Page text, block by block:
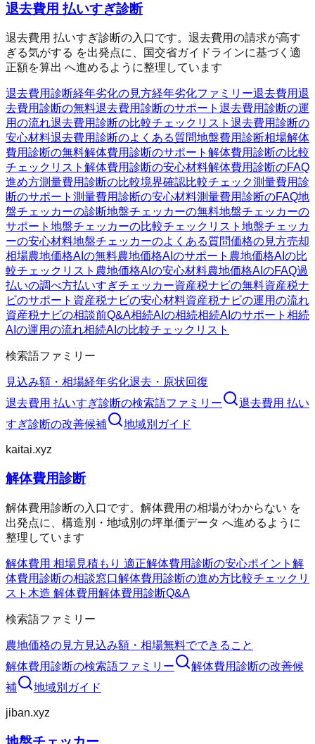
退去費用 払いすぎ診断
退去費用 払いすぎ診断の入口です。退去費用の請求が高す
ぎる気がする を出発点に、国交省ガイドラインに基づく適
正額を算出 へ進めるように整理しています
退去費用診断経年劣化の見方経年劣化ファミリー退去費用退
去費用診断の無料退去費用診断のサポート 退去費用診断の運
用の流れ退去費用診断の比較チェックリスト 退去費用診断の
安心材料退去費用診断のよくある質問地盤費用診断相場解体
費用診断の無料解体費用診断のサポート 解体費用診断の比較
チェックリスト 解体費用診断の安心材料解体費用診断のFAQ
進め方測量費用診断の比較境界確認比較チェック測量費用診
断のサポート 測量費用診断の安心材料測量費用診断のFAQ地
盤チェッカーの診断地盤チェッカーの無料地盤チェッカーの
サポート 地盤チェッカーの比較チェックリスト 地盤チェッカ
ーの安心材料地盤チェッカーのよくある質問価格の見方売却
相場農地価格AIの無料農地価格AIのサポート 農地価格AIの比
較チェックリスト 農地価格AIの安心材料農地価格AIのFAQ過
払いの調べ方払いすぎチェッカー資産税ナビの無料資産税ナ
ビのサポート 資産税ナビの安心材料資産税ナビの運用の流れ
資産税ナビの相談前Q&A相続AIの相続相続AIのサポート 相続
AIの運用の流れ相続AIの比較チェックリスト
検索語ファミリー
見込み額・相場経年劣化退去・原状回復
退去費用 払いすぎ診断の検索語ファミリー
退去費用 払い
すぎ診断の改善候補 地域別ガイド
kaitai.xyz
解体費用診断
解体費用診断の入口です。解体費用の相場がわからない を
出発点に、構造別・地域別の坪単価データ へ進めるように
整理しています
解体費用 相場見積もり 適正解体費用診断の安心ポイント 解
体費用診断の相談窓口解体費用診断の進め方比較チェックリ
スト 木造 解体費用解体費用診断Q&A
検索語ファミリー
農地価格の見方見込み額・相場無料でできること
解体費用診断の検索語ファミリー 解体費用診断の改善候
補
地域別ガイド
jiban.xyz